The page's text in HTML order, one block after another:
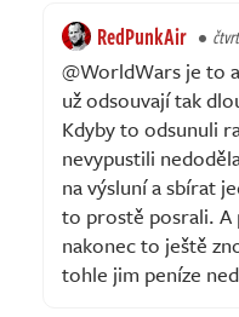
RedPunkAir
@WorldWars je to
už odsouvají tak
Kdyby to odsunuli
nevypustili
na výsluní a sbírat
to prostě posrali. A
nakonec to ještě
tohle jim peníze